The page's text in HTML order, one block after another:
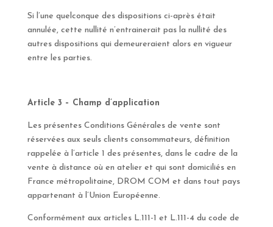
Si l’une quelconque des dispositions ci-après était
annulée, cette nullité n’entrainerait pas la nullité des
autres dispositions qui demeureraient alors en vigueur
entre les parties.
Article 3 – Champ d’application
Les présentes Conditions Générales de vente sont
réservées aux seuls clients consommateurs, définition
rappelée à l’article 1 des présentes, dans le cadre de la
vente à distance où en atelier et qui sont domiciliés en
France métropolitaine, DROM COM et dans tout pays
appartenant à l’Union Européenne.
Conformément aux articles L.111-1 et L.111-4 du code de